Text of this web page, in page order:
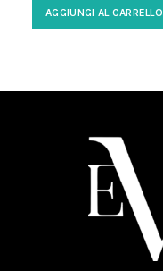
AGGIUNGI AL CARRELLO